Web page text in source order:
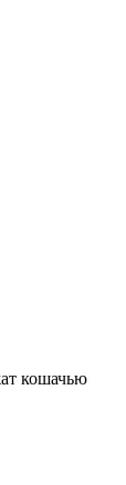
кошачью